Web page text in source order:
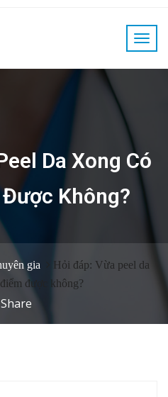
Da Xong Có
Không?
gia
Hỏi đáp: Vừa peel da
được không?
Share